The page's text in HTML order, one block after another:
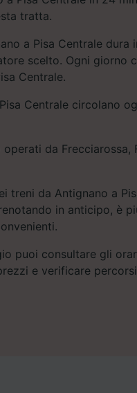
tratta.
a Pisa Centrale dura
scelto. Ogni giorno
Centrale.
Centrale circolano
da Frecciarossa,
treni da Antignano a
in anticipo, è
puoi consultare gli
e verificare